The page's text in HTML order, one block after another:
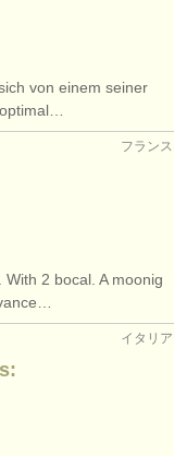
von einem seiner
フランス
2 bocal. A moonig
イタリア